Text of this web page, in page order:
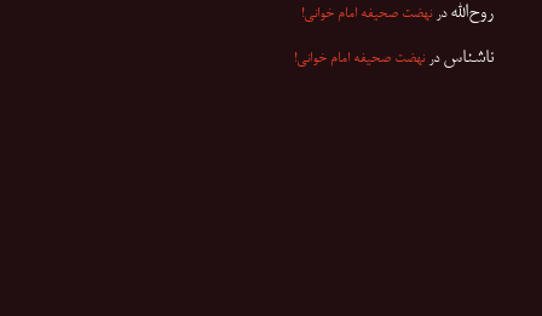
روح‌الله درنهضت صحیفه امام خوانی!
ناشناس درنهضت صحیفه امام خوانی!